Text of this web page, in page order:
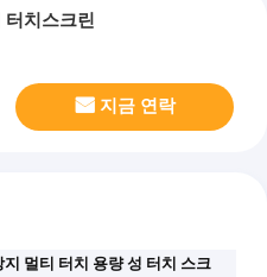
터치스크린
지금 연락
지 멀티 터치 용량 성 터치 스크